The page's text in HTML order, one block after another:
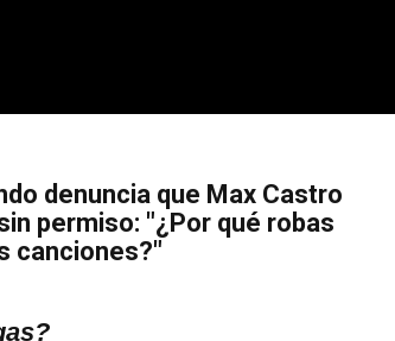
denuncia que Max Castro
permiso: "¿Por qué robas
canciones?"